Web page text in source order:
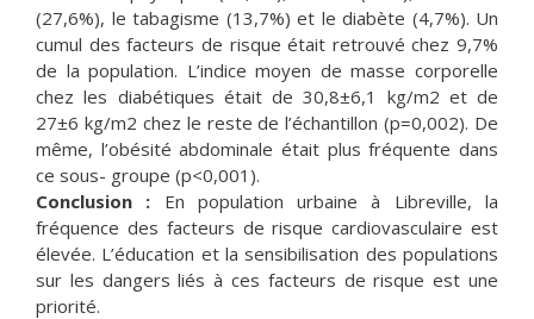
(27,6%), le tabagisme (13,7%) et le diabète (4,7%). Un
cumul des facteurs de risque était retrouvé chez 9,7%
de la population. L’indice moyen de masse corporelle
chez les diabétiques était de 30,8±6,1 kg/m2 et de
27±6 kg/m2 chez le reste de l’échantillon (p=0,002). De
même, l’obésité abdominale était plus fréquente dans
ce sous- groupe (p<0,001).
Conclusion : En population urbaine à Libreville, la
fréquence des facteurs de risque cardiovasculaire est
élevée. L’éducation et la sensibilisation des populations
sur les dangers liés à ces facteurs de risque est une
priorité.